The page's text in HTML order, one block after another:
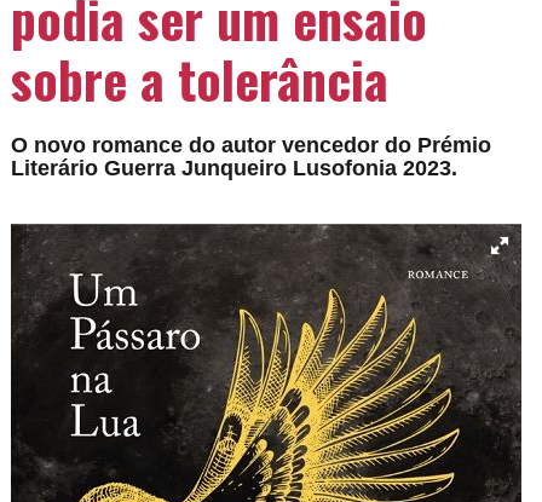
podia ser um ensaio
sobre a tolerância
O novo romance do autor vencedor do Prémio
Literário Guerra Junqueiro Lusofonia 2023.